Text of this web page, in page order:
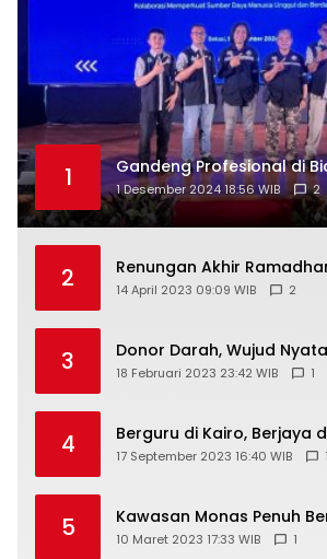
1 Gandeng Profesional di
1 Desember 2024 18:56 WIB 2
2 Renungan Akhir
14 April 2023 09:09 WIB 2
3 Donor Darah, Wujud
18 Februari 2023 23:42 WIB 1
4 Berguru di Kairo, Berjaya
17 September 2023 16:40 WIB 1
5 Kawasan Monas Penuh
10 Maret 2023 17:33 WIB 1